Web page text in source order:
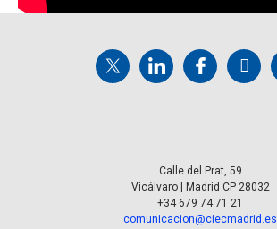
Calle del Prat, 59
Vicálvaro | Madrid CP 28032
+34 679 74 71 21
comunicacion@ciecmadrid.es